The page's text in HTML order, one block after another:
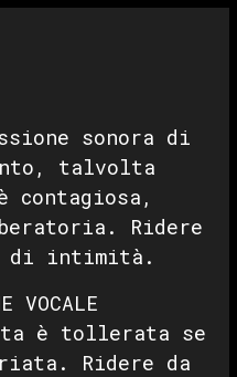
sonora di
talvolta
contagiosa,
Ridere
di intimità.
VOCALE
è tollerata se
Ridere da